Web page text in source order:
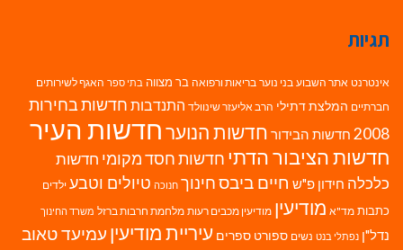
תגיות
אינטרנט אתר השבוע בני נוער בריאות ורפואה בר מצווה בתי ספר האגף לשירותים
חברתיים המלצת דתילי הרב אליעזר שינוולד התנדבות חדשות בחירות
2008 חדשות הבידור חדשות הנוערחדשות העיר
חדשות הציבור הדתי חדשות חסד מקומי חדשות
כלכלה חידון פ"ש חיים ביבסחינוך חנוכה טיולים וטבע ילדים
כתבות מד"א מודיעין מודיעין מכבים רעות מלחמת חרבות ברזל משרד החינוך
נדל"ן נפתלי בנט נשים ספורט ספרים עיריית מודיעין עמיעד טאוב